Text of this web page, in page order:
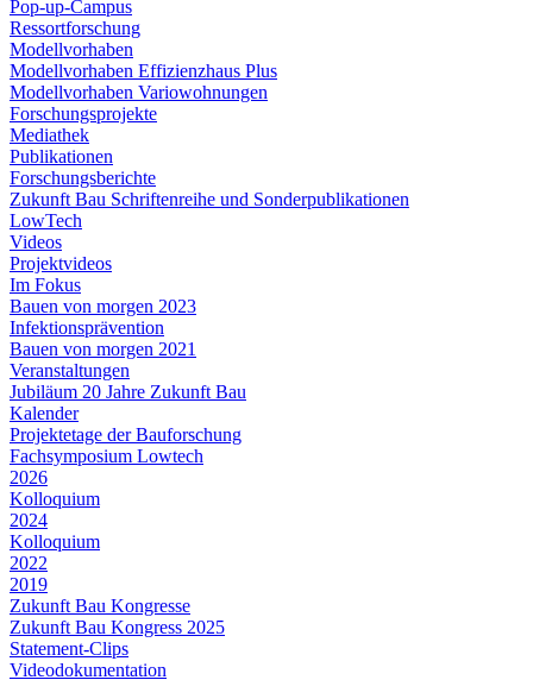
Pop-up-Campus
Ressortforschung
Modellvorhaben
Modellvorhaben Effizienzhaus Plus
Modellvorhaben Variowohnungen
Forschungsprojekte
Mediathek
Publikationen
Forschungsberichte
Zukunft Bau Schriftenreihe und Sonderpublikationen
LowTech
Videos
Projektvideos
Im Fokus
Bauen von morgen 2023
Infektionsprävention
Bauen von morgen 2021
Veranstaltungen
Jubiläum 20 Jahre Zukunft Bau
Kalender
Projektetage der Bauforschung
Fachsymposium Lowtech
2026
Kolloquium
2024
Kolloquium
2022
2019
Zukunft Bau Kongresse
Zukunft Bau Kongress 2025
Statement-Clips
Videodokumentation